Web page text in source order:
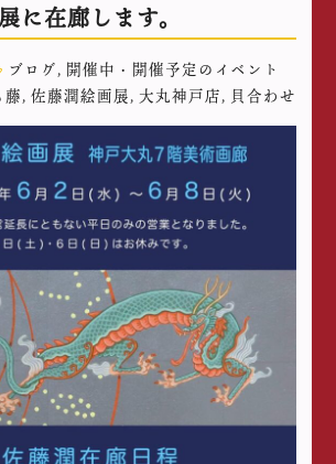
に在廊します。
ブログ, 開催中・開催予定のイベント
藤, 佐藤潤絵画展, 大丸神戸店, 貝合わせ